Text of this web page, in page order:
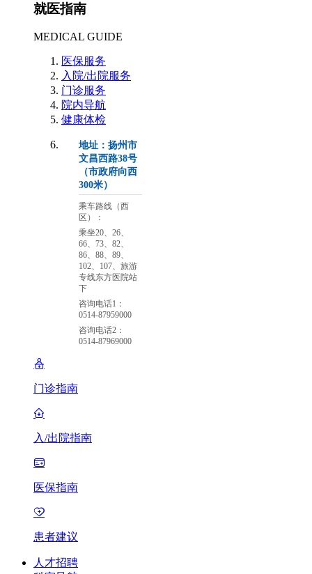
就医指南
MEDICAL GUIDE
医保服务
入院/出院服务
门诊服务
院内导航
健康体检
地址：扬州市
文昌西路38号
（市政府向西
300米）
乘车路线（西
区）：
乘坐20、26、
66、73、82、
86、88、89、
102、107、旅游
专线东方医院站
下
咨询电话1：
0514-87959000
咨询电话2：
0514-87969000
门诊指南
入/出院指南
医保指南
患者建议
人才招聘